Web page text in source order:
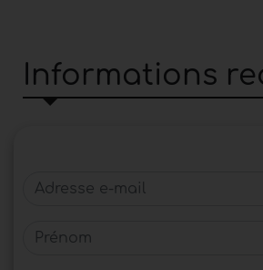
Informations
Adresse e-mail
Prénom